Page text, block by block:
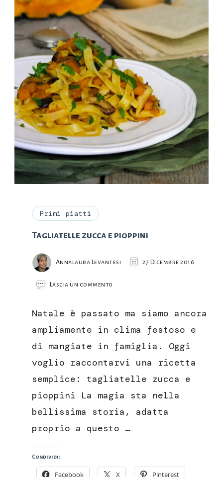
Primi piatti
Tagliatelle zucca e pioppini
Annalaura Levantesi 27 Dicembre 2016
Lascia un commento
e
pioppini
Natale è passato ma siamo ancora
ampliamente in clima festoso e
di mangiate in famiglia. Oggi
voglio raccontarvi una ricetta
semplice: tagliatelle zucca e
pioppini La magia sta nella
bellissima storia, adatta
proprio a questo …
Condividi:
Facebook X Pinterest